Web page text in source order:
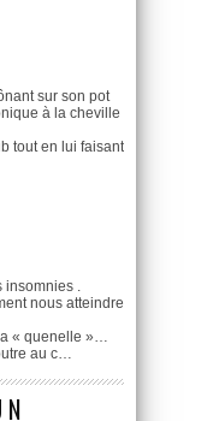
sur son pot
à la cheville
tout en lui faisant
insomnies .
nous atteindre
« quenelle »…
au c…